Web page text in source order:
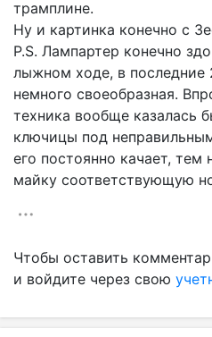
трамплине.
Ну и картинка конечно с
P.S. Лампартер конечно
лыжном ходе, в последние
немного своеобразная.
техника вообще казалась
ключицы под
его постоянно качает, тем
майку соответствующую
Чтобы оставить
и войдите через свою